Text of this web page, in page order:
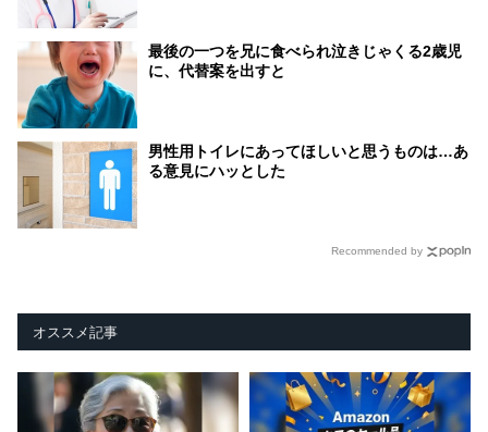
最後の一つを兄に食べられ泣きじゃくる2歳児
に、代替案を出すと
男性用トイレにあってほしいと思うものは…あ
る意見にハッとした
Recommended by
オススメ記事